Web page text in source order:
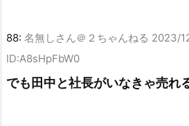
88: 名無しさん＠２ちゃんねる 2023/
ID:A8sHpFbW0
でも田中と社長がいなきゃ売れ